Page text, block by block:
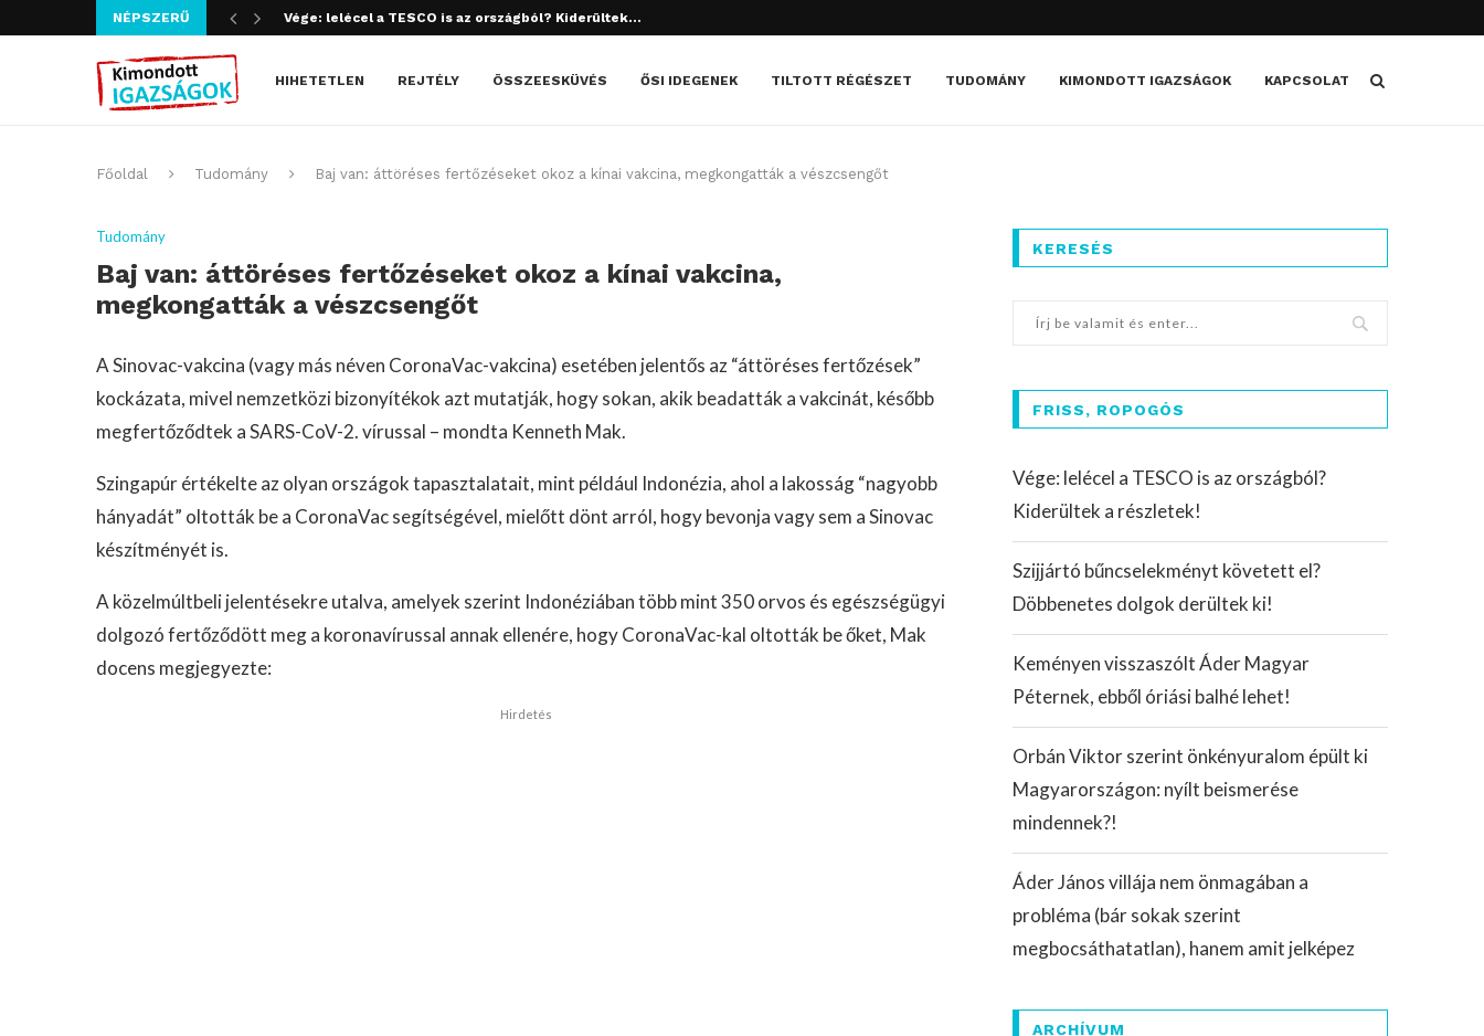
NÉPSZERŰ Szijjártó bűncselekményt követett el? Döbbenetes dolgok derültek ki!
HIHETETLEN REJTÉLY ÖSSZEESKÜVÉS ŐSI IDEGENEK TILTOTT RÉGÉSZET TUDOMÁNY KIMONDOTT IGAZSÁGOK KAPCSOLAT
Főoldal Tudomány Baj van: áttöréses fertőzéseket okoz a kínai vakcina, megkongatták a vészcsengőt
Tudomány
Baj van: áttöréses fertőzéseket okoz a kínai vakcina,
megkongatták a vészcsengőt
A Sinovac-vakcina (vagy más néven CoronaVac-vakcina) esetében jelentős az “áttöréses fertőzések”
kockázata, mivel nemzetközi bizonyítékok azt mutatják, hogy sokan, akik beadatták a vakcinát, később
megfertőződtek a SARS-CoV-2. vírussal – mondta Kenneth Mak.
Szingapúr értékelte az olyan országok tapasztalatait, mint például Indonézia, ahol a lakosság “nagyobb
hányadát” oltották be a CoronaVac segítségével, mielőtt dönt arról, hogy bevonja vagy sem a Sinovac
készítményét is.
A közelmúltbeli jelentésekre utalva, amelyek szerint Indonéziában több mint 350 orvos és egészségügyi
dolgozó fertőződött meg a koronavírussal annak ellenére, hogy CoronaVac-kal oltották be őket, Mak
docens megjegyezte:
Hirdetés
KERESÉS
FRISS, ROPOGÓS
Vége: lelécel a TESCO is az országból?
Kiderültek a részletek!
Szijjártó bűncselekményt követett el?
Döbbenetes dolgok derültek ki!
Keményen visszaszólt Áder Magyar
Péternek, ebből óriási balhé lehet!
Orbán Viktor szerint önkényuralom épült ki
Magyarországon: nyílt beismerése
mindennek?!
Áder János villája nem önmagában a
probléma (bár sokak szerint
megbocsáthatatlan), hanem amit jelképez
ARCHÍVUM